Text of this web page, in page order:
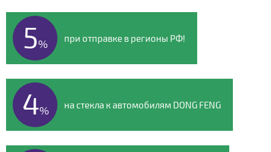
5% при отправке в регионы РФ!
4% на стекла к автомобилям DONG FENG